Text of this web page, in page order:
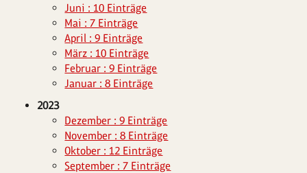
Juni : 10 Einträge
Mai : 7 Einträge
April : 9 Einträge
März : 10 Einträge
Februar : 9 Einträge
Januar : 8 Einträge
2023
Dezember : 9 Einträge
November : 8 Einträge
Oktober : 12 Einträge
September : 7 Einträge